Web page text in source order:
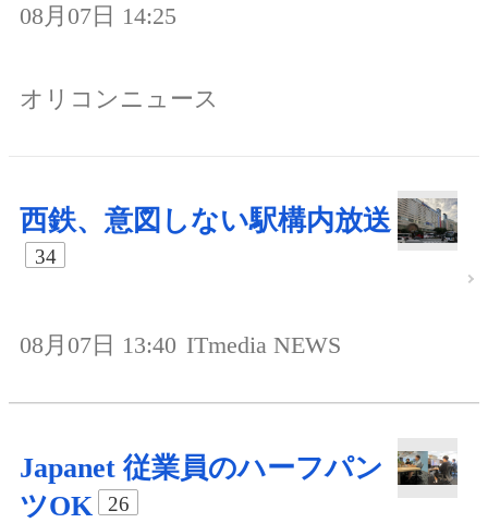
08月07日 14:25
オリコンニュース
西鉄、意図しない駅構内放送
34
08月07日 13:40 ITmedia NEWS
Japanet 従業員のハーフパン
ツOK
26